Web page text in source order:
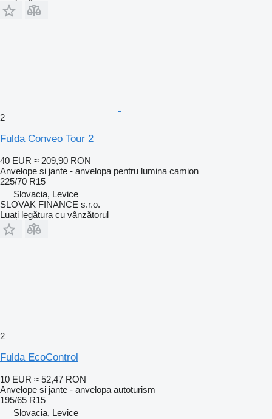
2
Fulda Conveo Tour 2
40 EUR ≈ 209,90 RON
Anvelope si jante - anvelopa pentru lumina camion
225/70 R15
Slovacia, Levice
SLOVAK FINANCE s.r.o.
Luați legătura cu vânzătorul
2
Fulda EcoControl
10 EUR ≈ 52,47 RON
Anvelope si jante - anvelopa autoturism
195/65 R15
Slovacia, Levice